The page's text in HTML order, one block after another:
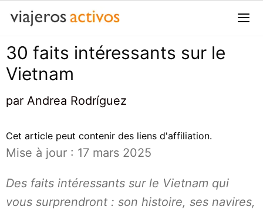
Passer
contenu
30 faits intéressants sur le
Vietnam
par Andrea Rodríguez
Cet article peut contenir des liens d'affiliation.
Mise à jour : 17 mars 2025
Des faits intéressants sur le Vietnam qui
vous surprendront : son histoire, ses navires,